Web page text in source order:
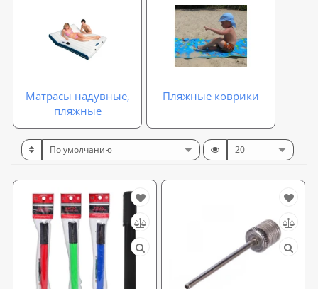
Матрасы надувные,
пляжные
Пляжные коврики